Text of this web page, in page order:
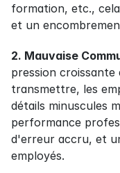
formation, etc.,
et un
2. Mauvaise
pression croissante
transmettre, les
détails minuscules
performance
d'erreur accru, et
employés.